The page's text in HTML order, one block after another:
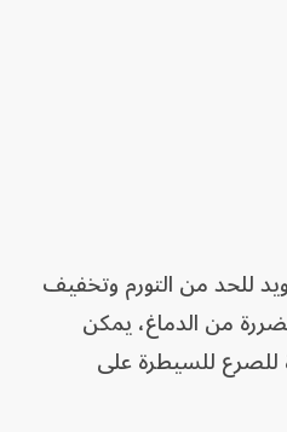
للحد من التورم وتخفيف
من الدماغ، يمكن
للصرع للسيطرة على